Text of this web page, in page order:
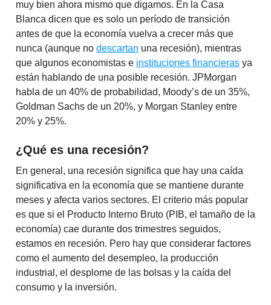
muy bien ahora mismo que digamos. En la Casa
Blanca dicen que es solo un período de transición
antes de que la economía vuelva a crecer más que
nunca (aunque no descartan una recesión), mientras
que algunos economistas e instituciones financieras ya
están hablando de una posible recesión. JPMorgan
habla de un 40% de probabilidad, Moody’s de un 35%,
Goldman Sachs de un 20%, y Morgan Stanley entre
20% y 25%.
¿Qué es una recesión?
En general, una recesión significa que hay una caída
significativa en la economía que se mantiene durante
meses y afecta varios sectores. El criterio más popular
es que si el Producto Interno Bruto (PIB, el tamaño de la
economía) cae durante dos trimestres seguidos,
estamos en recesión. Pero hay que considerar factores
como el aumento del desempleo, la producción
industrial, el desplome de las bolsas y la caída del
consumo y la inversión.